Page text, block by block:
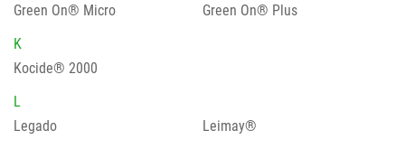
Green On® Micro
Green On® Plus
K
Kocide® 2000
L
Legado
Leimay®